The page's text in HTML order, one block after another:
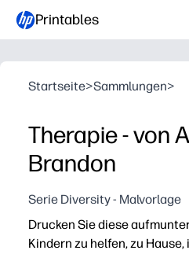
Printables
Startseite>Sammlungen>
Therapie - von
Brandon
Serie Diversity - Malvorlage
Drucken Sie diese
Kindern zu helfen, zu